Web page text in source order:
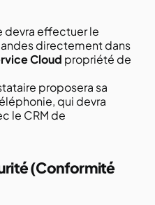
devra effectuer le
directement dans
Cloud propriété de
proposera sa
qui devra
le CRM de
(Conformité